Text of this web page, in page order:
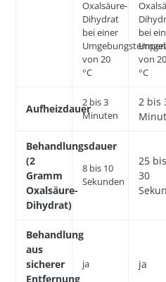
Oxalsäure-
Dihydrat
bei einer
von 20
°C
bei
von 20
°C
Aufheizdauer2 bis 3
Minuten
2 bis
Behandlungsdauer
(2
Gramm
Oxalsäure-
Dihydrat)
8 bis 10
Sekunden
25 bis
30
Behandlung
aus
sicherer
Entfernung
ja ja